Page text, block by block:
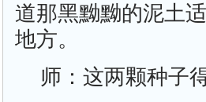
道那黑黝黝的泥土
地方。
师：这两颗种子